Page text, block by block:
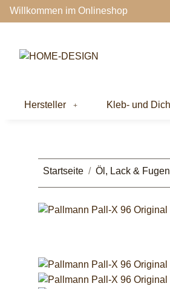
Willkommen im Onlineshop
Hersteller Kleb- und
Startseite Öl, Lack &